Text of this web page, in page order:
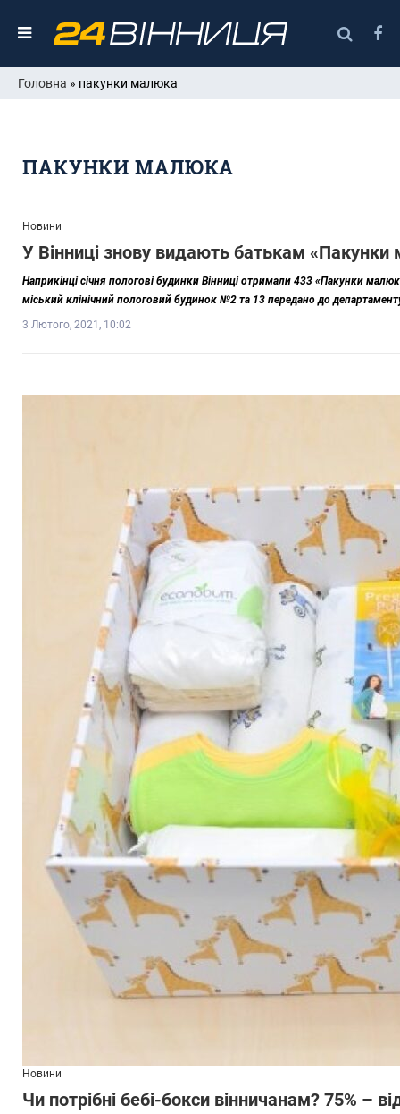
Головна » пакунки малюка
ПАКУНКИ МАЛЮКА
Новини
У Вінниці знову видають батькам
Наприкінці січня пологові будинки Вінниці отримали 433 «Пакунки
міський клінічний пологовий будинок №2 та 13 передано до
3 Лютого, 2021, 10:02
Новини
Чи потрібні бебі-бокси вінничанам? 75% –